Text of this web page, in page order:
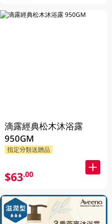
滴露經典松木沐浴露
950GM
指定分類送贈品
$63.00